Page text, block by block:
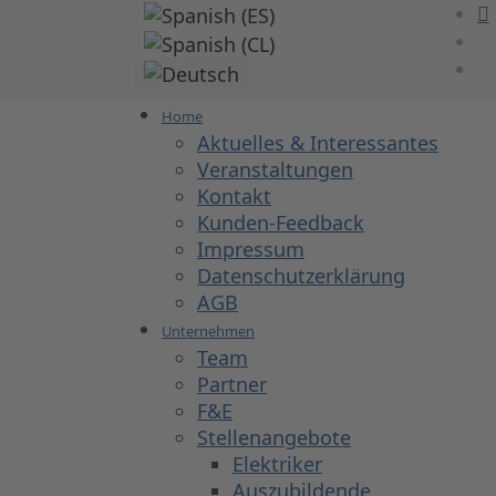
Sprache auswählen
Home
Aktuelles & Interessantes
Veranstaltungen
Kontakt
Kunden-Feedback
Impressum
Datenschutzerklärung
AGB
Unternehmen
Team
Partner
F&E
Stellenangebote
Elektriker
Auszubildende